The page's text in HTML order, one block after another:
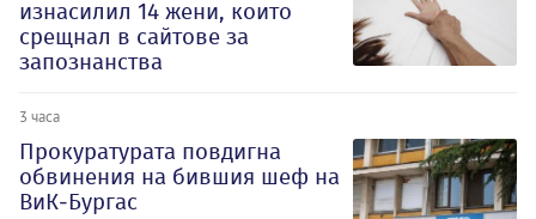
изнасилил 14 жени, които
срещнал в сайтове за
запознанства
3 часа
Прокуратурата повдигна
обвинения на бившия шеф на
ВиК-Бургас